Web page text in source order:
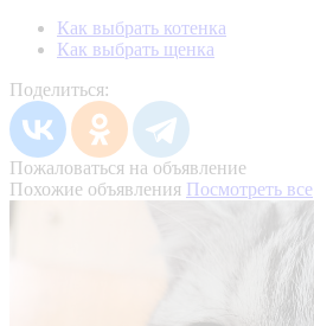
Как выбрать котенка
Как выбрать щенка
Поделиться:
Пожаловаться на объявление
Похожие объявления Посмотреть все